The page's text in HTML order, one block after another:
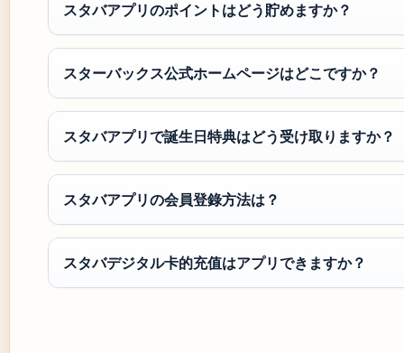
スタバアプリのポイントはどう貯めますか？
スターバックス公式ホームページはどこですか？
スタバアプリで誕生日特典はどう受け取りますか？
スタバアプリの会員登錄方法は？
スタバデジタル卡的充值はアプリできますか？